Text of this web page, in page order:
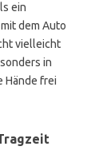
ein
dem Auto
vielleicht
in
Hände frei